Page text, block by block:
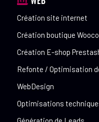
Création site internet
Création boutique
Création E-shop
Refonte / Optimisation
WebDesign
Optimisations